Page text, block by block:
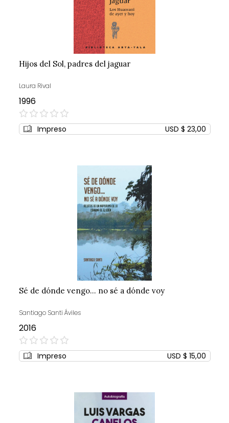
Hijos del Sol, padres del jaguar
Laura Rival
1996
0%
Impreso USD $ 23,00
Sé de dónde vengo... no sé a dónde voy
Santiago Santi Áviles
2016
0%
Impreso USD $ 15,00